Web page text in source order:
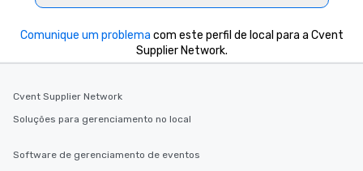
Comunique um problema com este perfil de local para a Cvent
Supplier Network.
Cvent Supplier Network
Soluções para gerenciamento no local
Software de gerenciamento de eventos